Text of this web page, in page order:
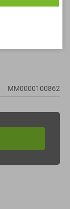
MM0000100862